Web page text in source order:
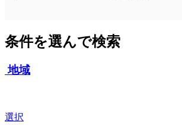
条件を選んで検索
地域
選択